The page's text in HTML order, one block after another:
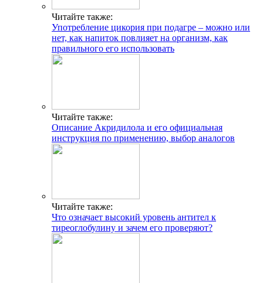
Читайте также:
Употребление цикория при подагре – можно или
нет, как напиток повлияет на организм, как
правильного его использовать
Читайте также:
Описание Акридилола и его официальная
инструкция по применению, выбор аналогов
Читайте также:
Что означает высокий уровень антител к
тиреоглобулину и зачем его проверяют?